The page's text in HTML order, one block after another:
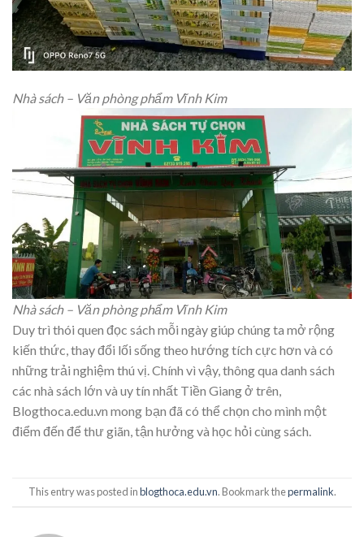
Nhà sách – Văn phòng phẩm Vĩnh Kim
Nhà sách – Văn phòng phẩm Vĩnh Kim
Duy trì thói quen đọc sách mỗi ngày giúp chúng ta mở rộng
kiến thức, thay đổi lối sống theo hướng tích cực hơn và có
những trải nghiệm thú vị. Chính vì vậy, thông qua danh sách
các nhà sách lớn và uy tín nhất Tiền Giang ở trên,
Blogthoca.edu.vn mong bạn đã có thể chọn cho mình một
điểm đến để thư giãn, tận hưởng và học hỏi cùng sách.
This entry was posted inblogthoca.edu.vn. Bookmark thepermalink.